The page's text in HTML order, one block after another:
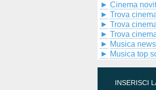
► Cinema
► Trova
► Trova
► Trova
► Musica news
► Musica top
INSERISCI